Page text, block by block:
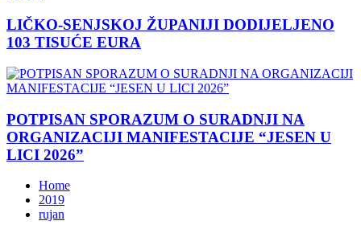
LIČKO-SENJSKOJ ŽUPANIJI DODIJELJENO
103 TISUĆE EURA
POTPISAN SPORAZUM O SURADNJI NA
ORGANIZACIJI MANIFESTACIJE “JESEN U
LICI 2026”
Home
2019
rujan